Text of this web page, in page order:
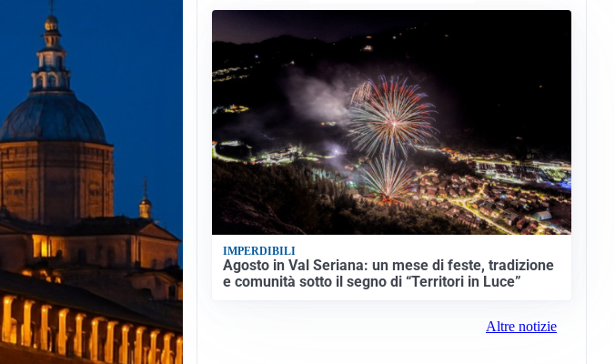
IMPERDIBILI
Agosto in Val Seriana: un mese di feste, tradizione
e comunità sotto il segno di “Territori in Luce”
Altre notizie